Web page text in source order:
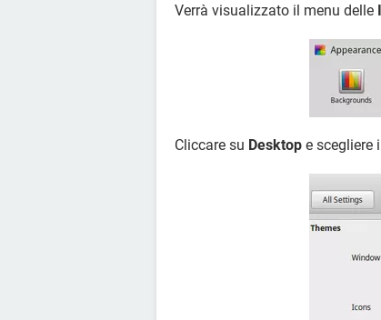
Verrà visualizzato il menu delle
Cliccare su Desktop e scegliere